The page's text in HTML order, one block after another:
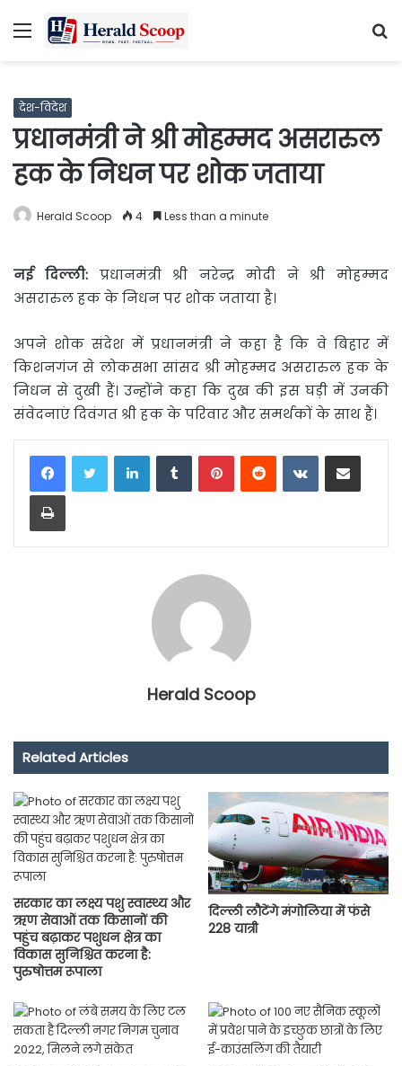
Menu
देश-विदेश
प्रधानमंत्री ने श्री मोहम्मद असरारुल
हक के निधन पर शोक जताया
Herald Scoop 4 Less than a minute
नई दिल्ली: प्रधानमंत्री श्री नरेन्द्र मोदी ने श्री मोहम्मद
असरारुलहक के निधन पर शोक जताया है।
अपने शोक संदेश में प्रधानमंत्री ने कहा है कि वे बिहार में
किशनगंज से लोकसभा सांसद श्री मोहम्मद असरारुल हक के
निधन से दुखी हैं। उन्होंने कहा कि दुख की इस घड़ी में उनकी
संवेदनाएं दिवंगत श्री हक के परिवार और समर्थकों के साथ हैं।
LinkedInTumblrPinterestReddit VKontakteShare via Email
Print
Herald Scoop
Related Articles
सरकार का लक्ष्य पशु स्वास्थ्य और
ऋण सेवाओं तक किसानों की
पहुंच बढ़ाकर पशुधन क्षेत्र का
विकास सुनिश्चित करना है:
पुरुषोत्तम रूपाला
दिल्ली लौटेंगे मंगोलिया में फंसे
228 यात्री